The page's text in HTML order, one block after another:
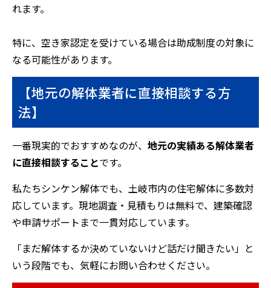
れます。
特に、空き家認定を受けている場合は助成制度の対象に
なる可能性があります。
【地元の解体業者に直接相談する方
法】
一番現実的でおすすめなのが、 地元の実績ある解体業者
に直接相談することです。
私たちシンケン解体でも、土岐市内の住宅解体に多数対
応しています。現地調査・見積もりは無料で、建築確認
や申請サポートまで一貫対応しています。
「まだ解体するか決めていないけど話だけ聞きたい」と
いう段階でも、気軽にお問い合わせください。